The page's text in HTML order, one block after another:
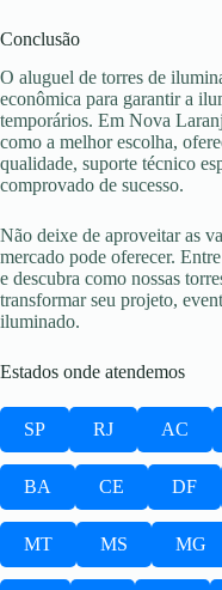
Conclusão
O aluguel de torres de
econômica para garantir a
temporários. Em Nova
como a melhor escolha,
qualidade, suporte técnico
comprovado de sucesso.
Não deixe de aproveitar as
mercado pode oferecer.
e descubra como nossas
transformar seu projeto,
iluminado.
Estados onde atendemos
SP RJ AC
BA CE DF
MT MS MG